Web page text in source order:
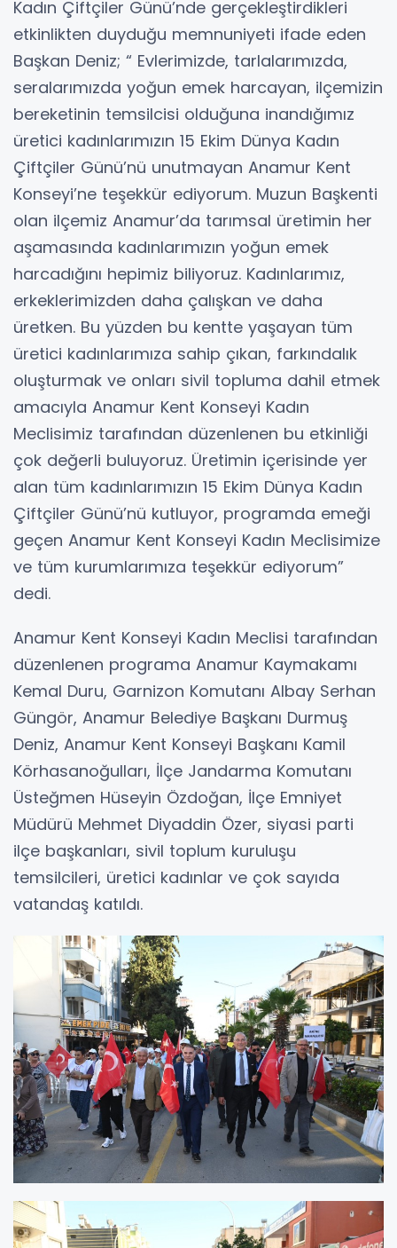
Kadın Çiftçiler Günü’nde gerçekleştirdikleri
etkinlikten duyduğu memnuniyeti ifade eden
Başkan Deniz; “ Evlerimizde, tarlalarımızda,
seralarımızda yoğun emek harcayan, ilçemizin
bereketinin temsilcisi olduğuna inandığımız
üretici kadınlarımızın 15 Ekim Dünya Kadın
Çiftçiler Günü’nü unutmayan Anamur Kent
Konseyi’ne teşekkür ediyorum. Muzun Başkenti
olan ilçemiz Anamur’da tarımsal üretimin her
aşamasında kadınlarımızın yoğun emek
harcadığını hepimiz biliyoruz. Kadınlarımız,
erkeklerimizden daha çalışkan ve daha
üretken. Bu yüzden bu kentte yaşayan tüm
üretici kadınlarımıza sahip çıkan, farkındalık
oluşturmak ve onları sivil topluma dahil etmek
amacıyla Anamur Kent Konseyi Kadın
Meclisimiz tarafından düzenlenen bu etkinliği
çok değerli buluyoruz. Üretimin içerisinde yer
alan tüm kadınlarımızın 15 Ekim Dünya Kadın
Çiftçiler Günü’nü kutluyor, programda emeği
geçen Anamur Kent Konseyi Kadın Meclisimize
ve tüm kurumlarımıza teşekkür ediyorum”
dedi.
Anamur Kent Konseyi Kadın Meclisi tarafından
düzenlenen programa Anamur Kaymakamı
Kemal Duru, Garnizon Komutanı Albay Serhan
Güngör, Anamur Belediye Başkanı Durmuş
Deniz, Anamur Kent Konseyi Başkanı Kamil
Körhasanoğulları, İlçe Jandarma Komutanı
Üsteğmen Hüseyin Özdoğan, İlçe Emniyet
Müdürü Mehmet Diyaddin Özer, siyasi parti
ilçe başkanları, sivil toplum kuruluşu
temsilcileri, üretici kadınlar ve çok sayıda
vatandaş katıldı.